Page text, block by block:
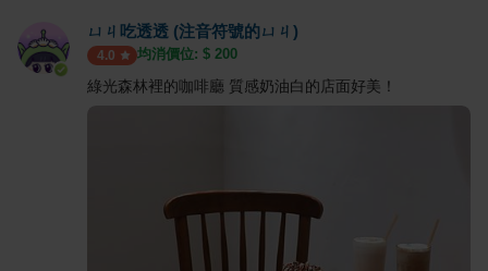
ㄩㄐ吃透透 (注音符號的ㄩㄐ)
4.0 均消價位: $ 200
綠光森林裡的咖啡廳 質感奶油白的店面好美！